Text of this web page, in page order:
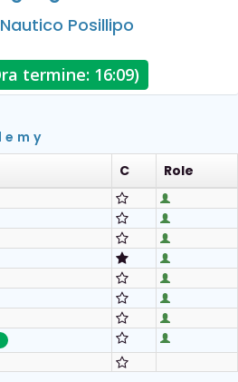
Posillipo
termine: 16:09)
C Role